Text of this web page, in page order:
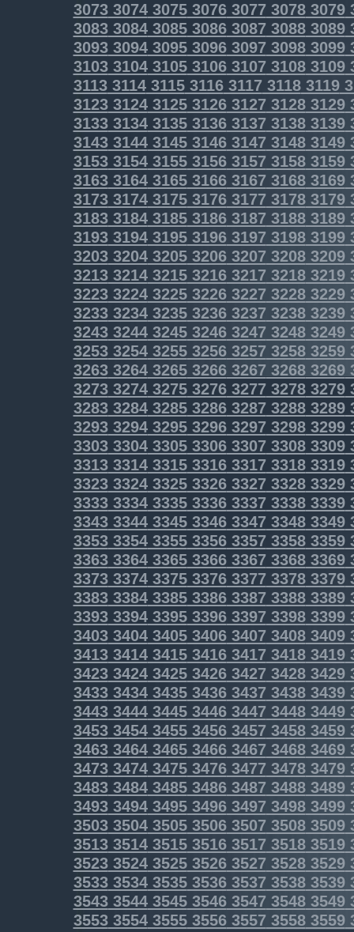
3073307430753076307730783079
3083308430853086308730883089
3093309430953096309730983099
3103310431053106310731083109
3113311431153116311731183119
3123312431253126312731283129
3133313431353136313731383139
3143314431453146314731483149
31533154315531563157 31583159
31633164316531663167 31683169
3173317431753176317731783179
31833184318531863187 31883189
31933194319531963197 31983199
32033204320532063207 32083209
32133214321532163217 32183219
32233224322532263227 32283229
32333234323532363237 32383239
32433244324532463247 32483249
32533254325532563257 32583259
32633264326532663267 32683269
3273327432753276327732783279
3283328432853286328732883289
3293329432953296329732983299
3303330433053306330733083309
3313331433153316331733183319
3323332433253326332733283329
3333333433353336333733383339
3343334433453346334733483349
3353335433553356335733583359
3363336433653366336733683369
3373337433753376337733783379
3383338433853386338733883389
3393339433953396339733983399
3403340434053406340734083409
3413341434153416341734183419
3423342434253426342734283429
3433343434353436343734383439
34433444344534463447 34483449
34533454345534563457 34583459
3463346434653466346734683469
34733474347534763477 34783479
34833484348534863487 34883489
34933494349534963497 34983499
35033504350535063507 35083509
35133514351535163517 35183519
35233524352535263527 35283529
35333534353535363537 35383539
35433544354535463547 35483549
35533554355535563557 35583559